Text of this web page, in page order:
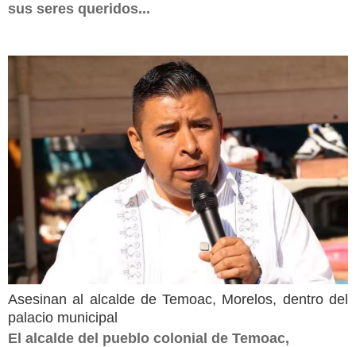
sus seres queridos...
Asesinan al alcalde de Temoac, Morelos, dentro del
palacio municipal
El alcalde del pueblo colonial de Temoac,